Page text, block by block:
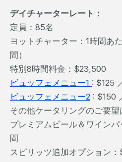
デイチャーターレート：
定員：85名
ヨットチャーター：1時間あ
間）
特別8時間料金：$23,500
ビュッフェメニュー1 : $125
ビュッフェメニュー2 : $150
その他ケータリングのご要望
プレミアムビール＆ワイン
間
スピリッツ追加オプション